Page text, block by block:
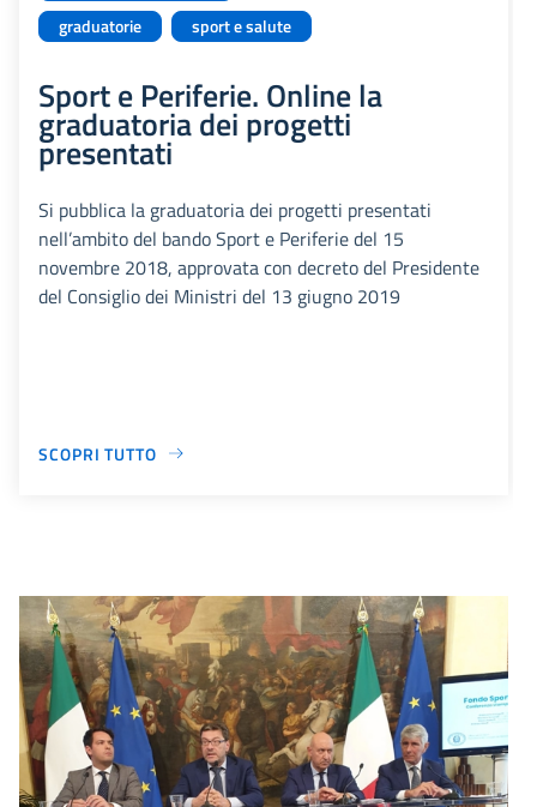
graduatorie
sport e salute
Sport e Periferie. Online la
graduatoria dei progetti
presentati
Si pubblica la graduatoria dei progetti presentati
nell’ambito del bando Sport e Periferie del 15
novembre 2018, approvata con decreto del Presidente
del Consiglio dei Ministri del 13 giugno 2019
SCOPRI TUTTO